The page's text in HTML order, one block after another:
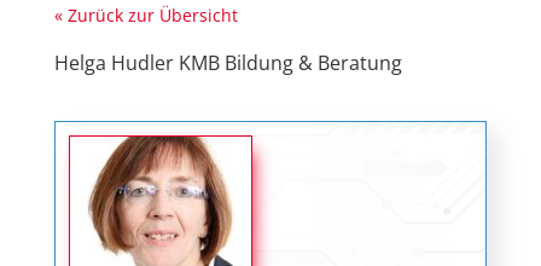
« Zurück zur Übersicht
Helga Hudler KMB Bildung & Beratung